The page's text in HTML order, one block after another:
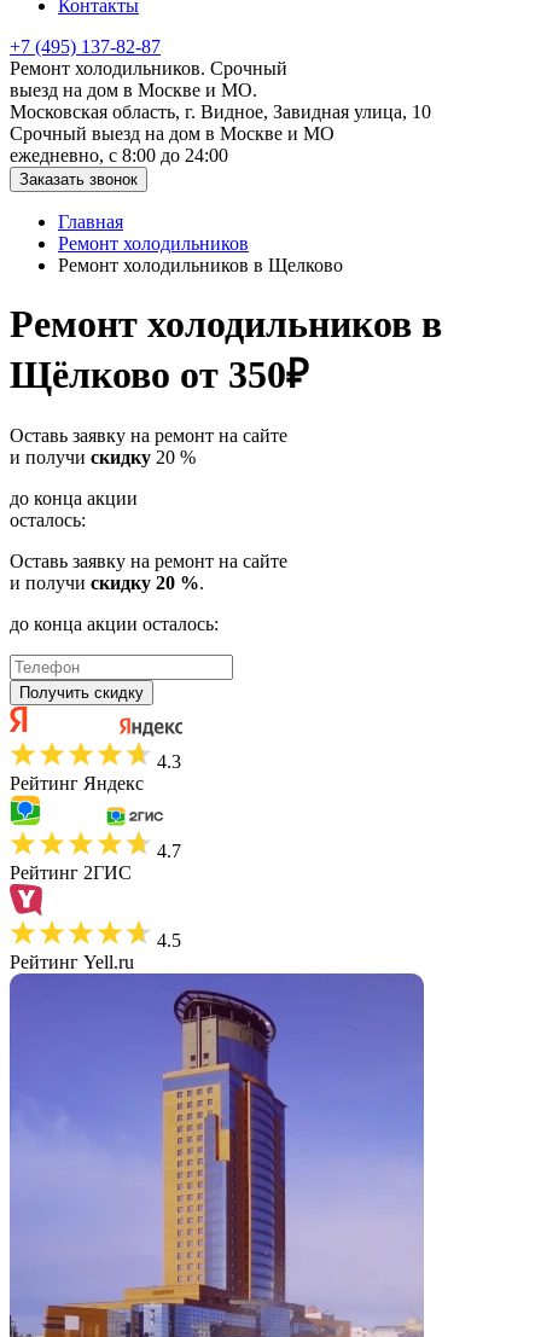
Контакты
+7 (495) 137-82-87
Ремонт холодильников. Срочный
выезд на дом в Москве и МО.
Московская область, г. Видное, Завидная улица, 10
Срочный выезд на дом в Москве и МО
ежедневно, с 8:00 до 24:00
Заказать звонок
Главная
Ремонт холодильников
Ремонт холодильников в Щелково
Ремонт холодильников в
Щёлково от 350₽
Оставь заявку на ремонт на сайте
и получи скидку 20 %
до конца акции
осталось:
Оставь заявку на ремонт на сайте
и получи скидку 20 %.
до конца акции осталось:
Получить скидку
4.3
Рейтинг Яндекс
4.7
Рейтинг 2ГИС
4.5
Рейтинг Yell.ru